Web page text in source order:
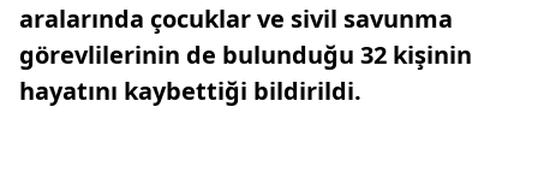
aralarında çocuklar ve sivil savunma
görevlilerinin de bulunduğu 32 kişinin
hayatını kaybettiği bildirildi.